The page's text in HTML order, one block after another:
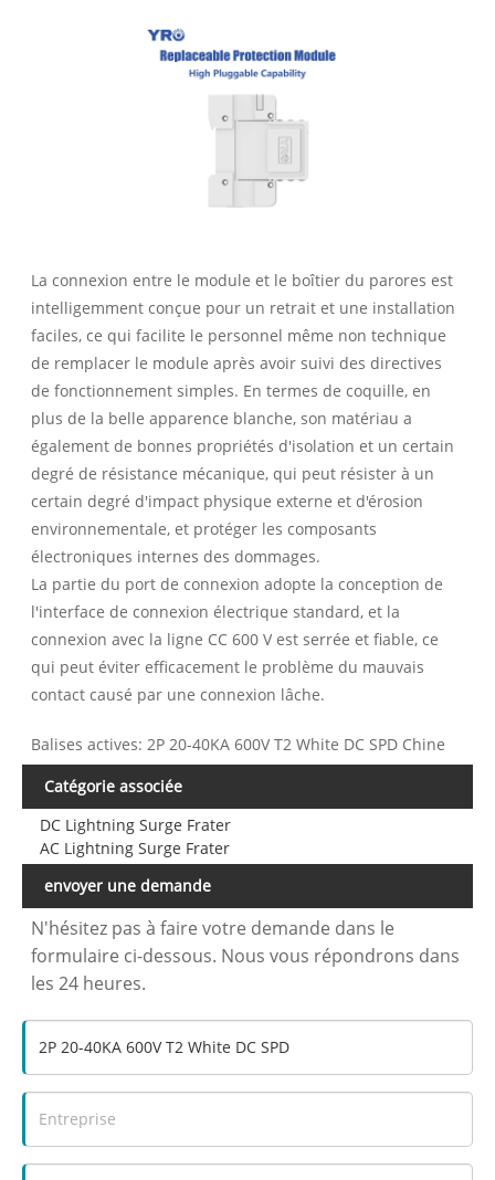
La connexion entre le module et le boîtier du parores est
intelligemment conçue pour un retrait et une installation
faciles, ce qui facilite le personnel même non technique
de remplacer le module après avoir suivi des directives
de fonctionnement simples. En termes de coquille, en
plus de la belle apparence blanche, son matériau a
également de bonnes propriétés d'isolation et un certain
degré de résistance mécanique, qui peut résister à un
certain degré d'impact physique externe et d'érosion
environnementale, et protéger les composants
électroniques internes des dommages.
La partie du port de connexion adopte la conception de
l'interface de connexion électrique standard, et la
connexion avec la ligne CC 600 V est serrée et fiable, ce
qui peut éviter efficacement le problème du mauvais
contact causé par une connexion lâche.
Balises actives: 2P 20-40KA 600V T2 White DC SPD Chine
Catégorie associée
DC Lightning Surge Frater
AC Lightning Surge Frater
envoyer une demande
N'hésitez pas à faire votre demande dans le
formulaire ci-dessous. Nous vous répondrons dans
les 24 heures.